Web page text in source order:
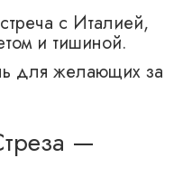
с Италией,
и тишиной.
для желающих за
—